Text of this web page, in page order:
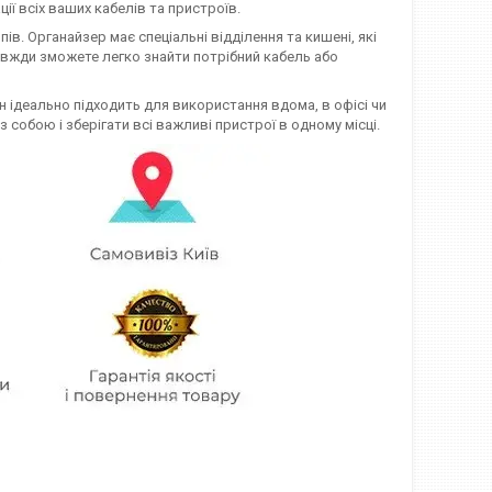
всіх ваших кабелів та пристроїв.
Органайзер має спеціальні відділення та кишені, які
зможете легко знайти потрібний кабель або
підходить для використання вдома, в офісі чи
і зберігати всі важливі пристрої в одному місці.